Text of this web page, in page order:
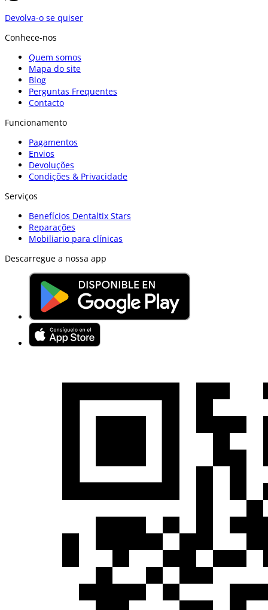
Devolva-o se quiser
Conhece-nos
Quem somos
Mapa do site
Blog
Perguntas Frequentes
Contacto
Funcionamento
Pagamentos
Envios
Devoluções
Condições & Privacidade
Serviços
Benefícios Dentaltix Stars
Reparações
Mobiliario para clínicas
Descarregue a nossa app